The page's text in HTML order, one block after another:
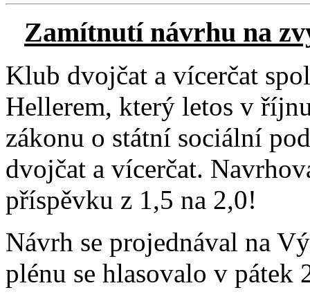
Zamítnutí návrhu na
Klub dvojčat a vícerčat
Hellerem, který letos v
zákonu o státní sociální
dvojčat a vícerčat.
příspěvku z 1,5 na 2,0!
Návrh se projednával na
plénu se hlasovalo v pátek